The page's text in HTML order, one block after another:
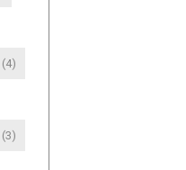
(4)
(3)